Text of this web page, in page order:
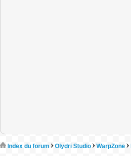
Index du forum Olydri Studio WarpZone